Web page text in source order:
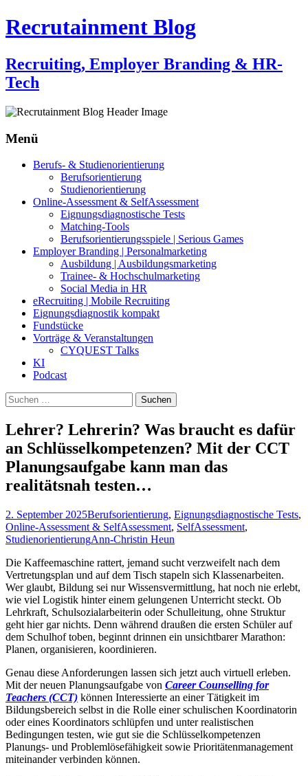
Recrutainment Blog
Recruiting, Employer Branding & HR-
Tech
Menü
Zum
Berufs- & Studienorientierung
Berufsorientierung
Studienorientierung
Online-Assessment & SelfAssessment
Eignungsdiagnostische Tests
Matching-Tools
Berufsorientierungsspiele | Serious Games
Employer Branding | Personalmarketing
Ausbildung | Ausbildungsmarketing
Trainee- & Hochschulmarketing
Social Media in HR
eRecruiting | Mobile Recruiting
Eignungsdiagnostik kompakt
Fundstücke
Vorträge & Veranstaltungen
CYQUEST Talks
KI
Podcast
Suchen
nach:
Lehrer? Lehrerin? Was braucht es dafür
an Schlüsselkompetenzen? Mit der CCT
Planungsaufgabe kann man das
realitätsnah testen…
2. September 2025Berufsorientierung, Eignungsdiagnostische Tests,
Online-Assessment & SelfAssessment, SelfAssessment,
StudienorientierungAnn-Christin Heun
Die Kaffeemaschine rattert, jemand sucht verzweifelt nach dem
Vertretungsplan und auf dem Tisch stapeln sich Klassenarbeiten.
Wer glaubt, Bildung sei nur Wissensvermittlung, hat noch nie erlebt,
wie viel Logistik hinter einem gelungenen Unterricht steckt. Ob
Lehrkraft, Schulsozialarbeiterin oder Schulleitung, ohne Struktur
geht hier gar nichts. Denn während draußen die ersten Schüler auf
dem Schulhof toben, beginnt drinnen ein unsichtbarer Marathon:
Planen, organisieren, koordinieren.
Genau diese Anforderungen lassen sich jetzt auch virtuell erleben.
Mit der neuen Planungsaufgabe von Career Counselling for
Teachers (CCT) können Interessierte an einer Tätigkeit im
Bildungsbereich selbst in die Rolle einer schulischen Koordinatorin
oder eines Koordinators schlüpfen und unter realistischen
Bedingungen testen, wie gut sie die Schlüsselkompetenzen
Planungs- und Problemlösefähigkeit sowie Prioritätenmanagement
miteinander verbinden können.